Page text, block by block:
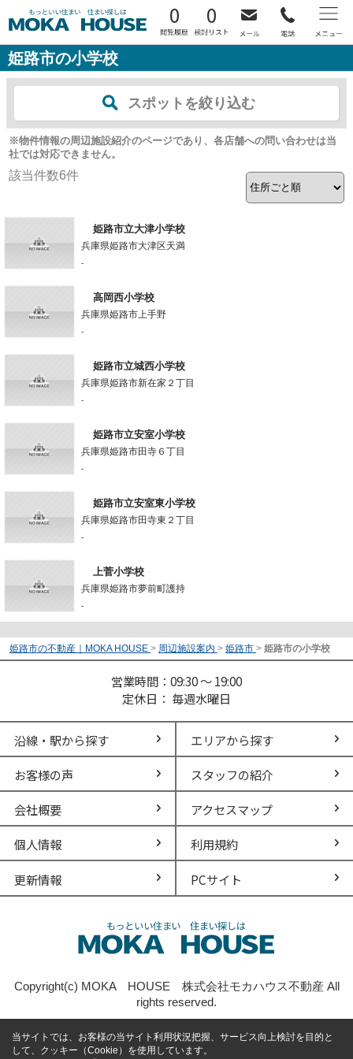
0 0
姫路市の小学校
スポットを絞り込む
※物件情報の周辺施設紹介のページであり、各店舗への問い合わせは当
社では対応できません。
該当件数6件
姫路市立大津小学校
兵庫県姫路市大津区天満
-
高岡西小学校
兵庫県姫路市上手野
-
姫路市立城西小学校
兵庫県姫路市新在家２丁目
-
姫路市立安室小学校
兵庫県姫路市田寺６丁目
-
姫路市立安室東小学校
兵庫県姫路市田寺東２丁目
-
上菅小学校
兵庫県姫路市夢前町護持
-
姫路市の不動産｜MOKA HOUSE > 周辺施設案内 > 姫路市 > 姫路市の小学校
営業時間：09:30 ～ 19:00
定休日： 毎週水曜日
沿線・駅から探す エリアから探す
お客様の声 スタッフの紹介
会社概要 アクセスマップ
個人情報 利用規約
更新情報 PCサイト
Copyright(c) MOKA HOUSE 株式会社モカハウス不動産 All
rights reserved.
当サイトでは、お客様の当サイト利用状況把握、サービス向上検討を目的と
して、クッキー（Cookie）を使用しています。